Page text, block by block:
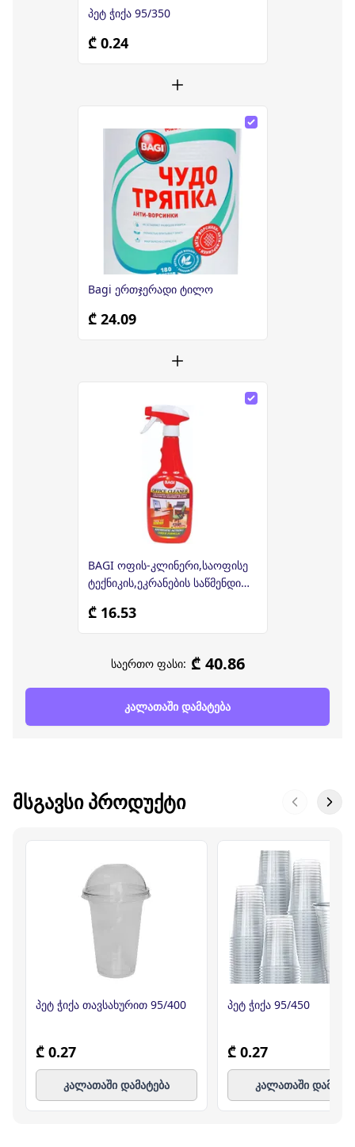
პეტ ჭიქა 95/350
₾ 0.24
Bagi ერთჯერადი ტილო
₾ 24.09
BAGI ოფის-კლინერი,საოფისე
ტექნიკის,ეკრანების საწმენდი
₾ 16.53
საერთო ფასი: ₾ 40.86
კალათაში დამატება
ᲛᲡᲒᲐᲕᲡᲘ ᲞᲠᲝᲓᲣᲥᲢᲘ
პეტ ჭიქა თავსახურით 95/400
₾ 0.27
კალათაში დამატება
პეტ ჭიქა 95/450
₾ 0.27
კალათაში